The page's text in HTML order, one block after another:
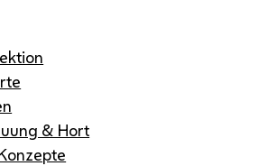
& Hort